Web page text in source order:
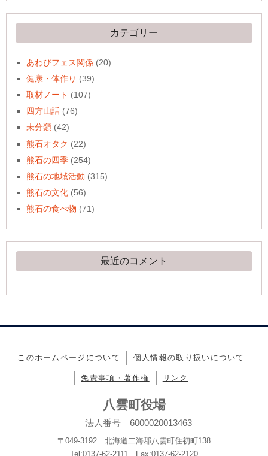
イ
ブ
カテゴリー
あわびフェス関係 (20)
健康・体作り (39)
取材ノート (107)
四方山話 (76)
未分類 (42)
熊石オタク (22)
熊石の四季 (254)
熊石の地域活動 (315)
熊石の文化 (56)
熊石の食べ物 (71)
最近のコメント
このホームページについて 個人情報の取り扱いについて
免責事項・著作権 リンク
八雲町役場
法人番号 6000020013463
〒049-3192 北海道二海郡八雲町住初町138
Tel:0137-62-2111 Fax:0137-62-2120